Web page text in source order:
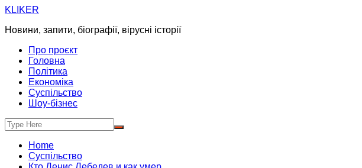
Skip
content
KLIKER
Новини, запити, біографії, вірусні історії
Про проєкт
Головна
Політика
Економіка
Суспільство
Шоу-бізнес
Home
Суспільство